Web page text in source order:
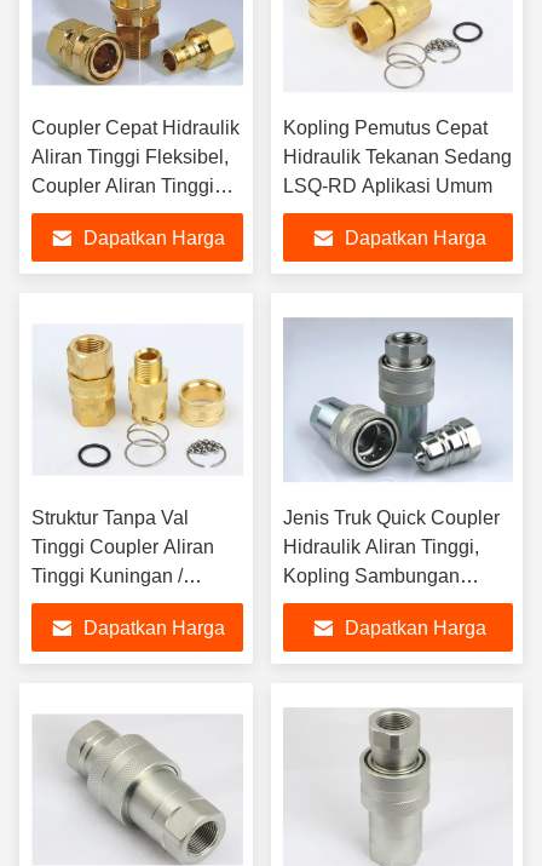
Coupler Cepat Hidraulik
Aliran Tinggi Fleksibel,
Coupler Aliran Tinggi
Tipe Jepang LSQ-RD
Dapatkan Harga
Kopling Pemutus Cepat
Hidraulik Tekanan Sedang
LSQ-RD Aplikasi Umum
Dapatkan Harga
Struktur Tanpa Val
Tinggi Coupler Aliran
Tinggi Kuningan /
SS304 LSQ-RD
Interchange Dengan
NITTO TSP
Dapatkan Harga
Jenis Truk Quick Coupler
Hidraulik Aliran Tinggi,
Kopling Sambungan
Cepat Baja Karbon
Dapatkan Harga